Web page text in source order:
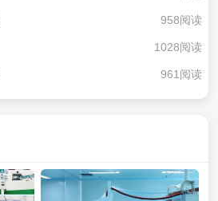
958阅读
1028阅读
961阅读